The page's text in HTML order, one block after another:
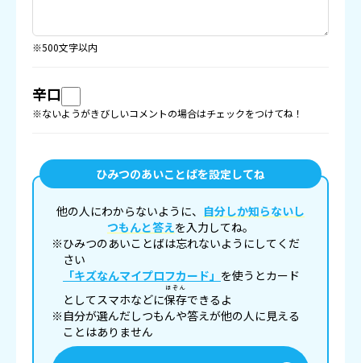
※500文字以内
辛口
※ないようがきびしいコメントの場合はチェックをつけてね！
ひみつのあいことばを設定してね
他の人にわからないように、 自分しか知らないし
つもんと答えを入力してね。
※ひみつのあいことばは忘れないようにしてくだ
さい
「キズなんマイプロフカード」 を使うとカード
としてスマホなどに保存
ほぞん
できるよ
※自分が選んだしつもんや答えが他の人に見える
ことはありません